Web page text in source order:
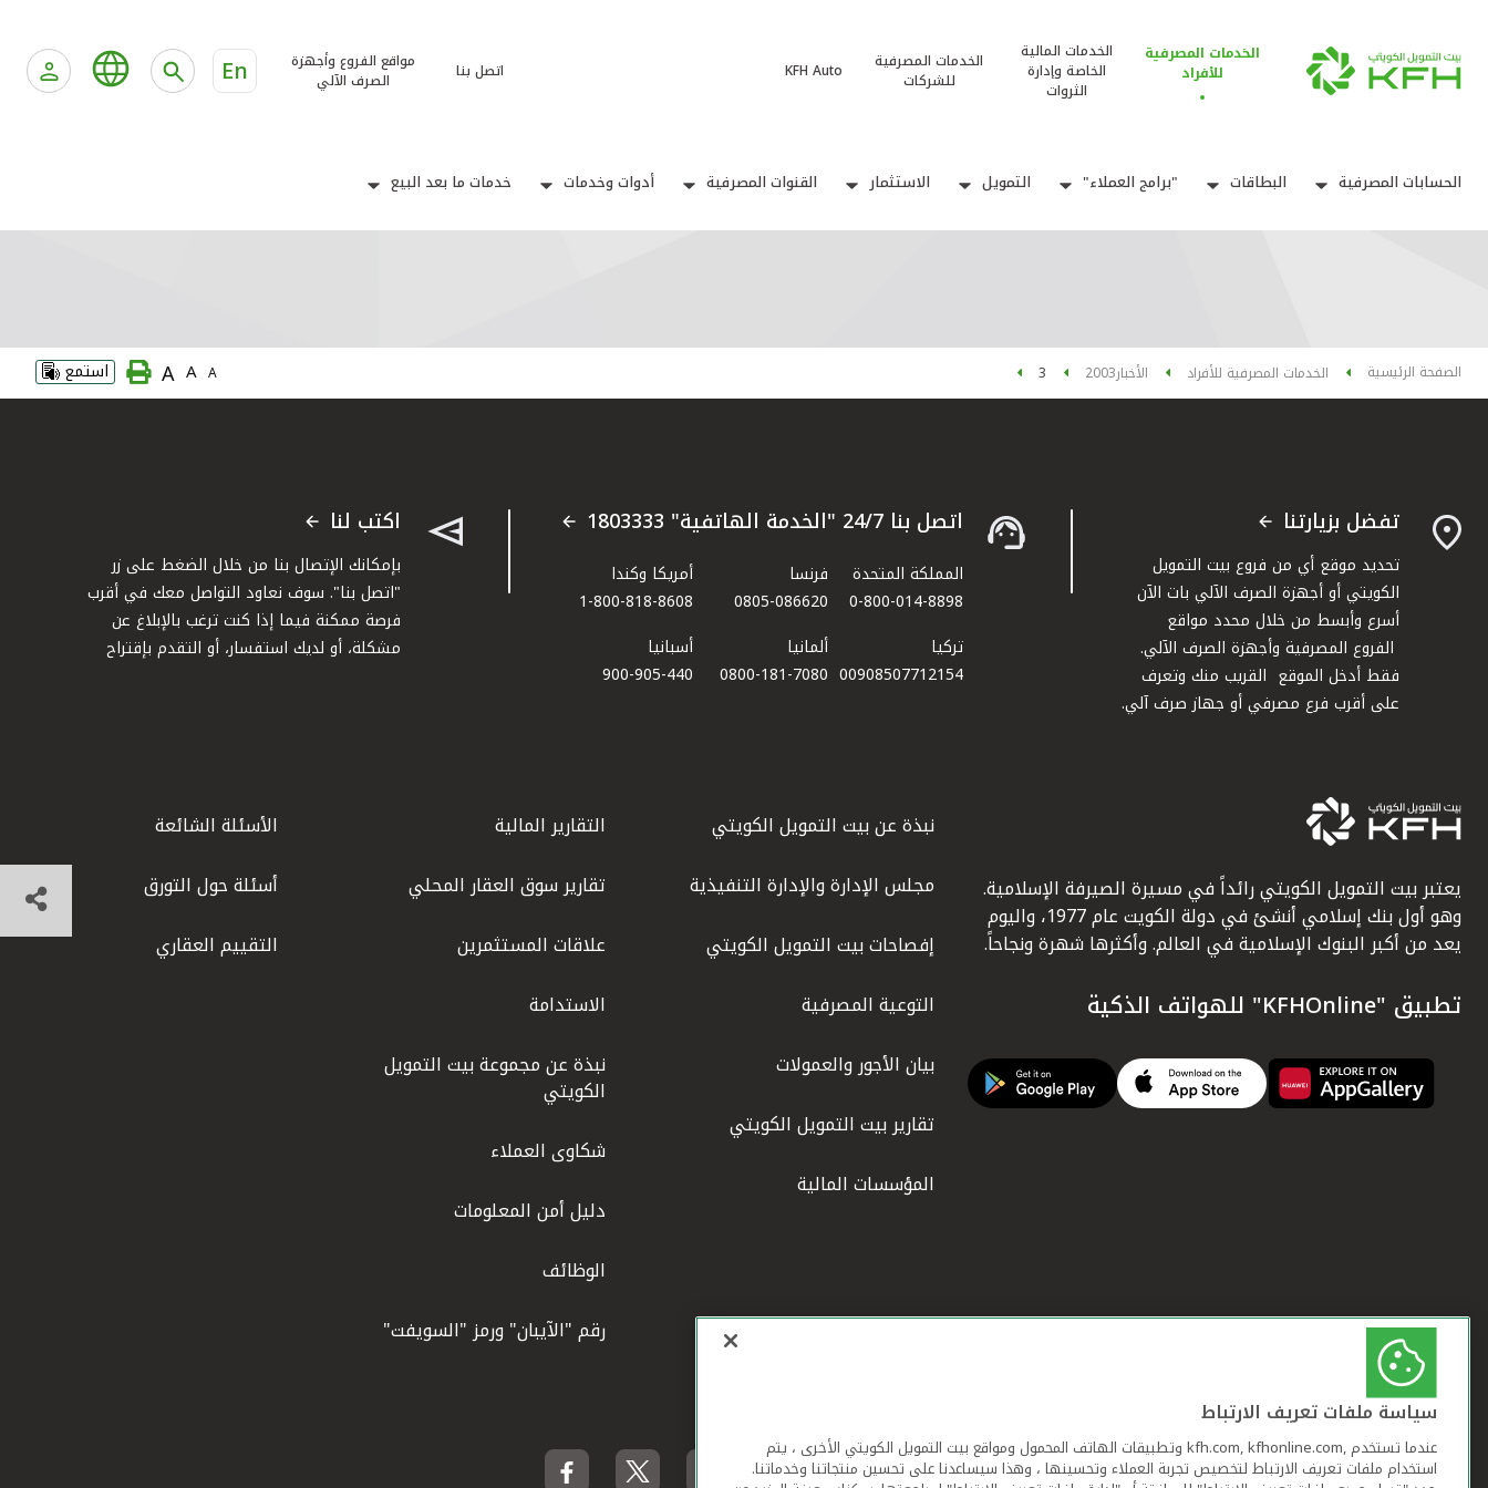
الخدمات المصرفية
للأفراد
الخدمات المالية
الخاصة وإدارة
الثروات
الخدمات المصرفية
للشركات
KFH Auto اتصل بنا
مواقع الفروع وأجهزة
الصرف الآلي
En
الحسابات المصرفية البطاقات "برامج العملاء" التمويل الاستثمار القنوات المصرفية أدوات وخدمات خدمات ما بعد البيع
الصفحة الرئيسية الخدمات المصرفية للأفراد الأخبار2003
3
A
A
A استمع
تفضل بزيارتنا
تحديد موقع أي من فروع بيت التمويل
الكويتي أو أجهزة الصرف الآلي بات الآن
أسرع وأبسط من خلال محدد مواقع
الفروع المصرفية وأجهزة الصرف الآلي.
فقط أدخل الموقع القريب منك وتعرف
على أقرب فرع مصرفي أو جهاز صرف آلي.
اتصل بنا 24/7 "الخدمة الهاتفية" 1803333
المملكة المتحدة
0-800-014-8898
فرنسا
0805-086620
أمريكا وكندا
1-800-818-8608
تركيا
00908507712154​
ألمانيا
0800-181-7080
أسبانيا
900-905-440
اكتب لنا
بإمكانك الإتصال بنا من خلال الضغط على زر
"اتصل بنا". سوف نعاود التواصل معك في أقرب
فرصة ممكنة فيما إذا كنت ترغب بالإبلاغ عن
مشكلة، أو لديك استفسار، أو التقدم بإقتراح
يعتبر بيت التمويل الكويتي رائداً في مسيرة الصيرفة الإسلامية.
وهو أول بنك إسلامي أنشئ في دولة الكويت عام 1977، واليوم
يعد من أكبر البنوك الإسلامية في العالم. وأكثرها شهرة ونجاحاً.
تطبيق "KFHOnline" للهواتف الذكية
نبذة عن بيت التمويل الكويتي
مجلس الإدارة والإدارة التنفيذية
إفصاحات بيت التمويل الكويتي
التوعية المصرفية
بيان الأجور والعمولات
تقارير بيت التمويل الكويتي
المؤسسات المالية
التقارير المالية
تقارير سوق العقار المحلي
علاقات المستثمرين
الاستدامة
نبذة عن مجموعة بيت التمويل
الكويتي
شكاوى العملاء
دليل أمن المعلومات
الوظائف
رقم "الآيبان" ورمز "السويفت"
الأسئلة الشائعة
أسئلة حول التورق
التقييم العقاري
سياسة ملفات تعريف الارتباط
عندما تستخدم ,kfh.com, kfhonline.com وتطبيقات الهاتف المحمول ومواقع بيت التمويل الكويتي الأخرى ، يتم
استخدام ملفات تعريف الارتباط لتخصيص تجربة العملاء وتحسينها ، وهذا سيساعدنا على تحسين منتجاتنا وخدماتنا.